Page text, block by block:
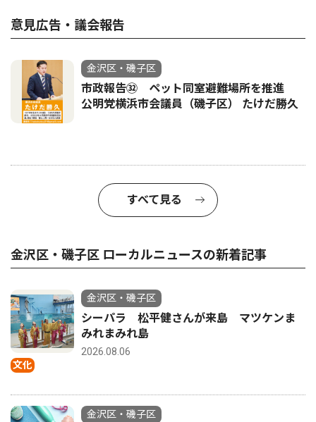
意見広告・議会報告
金沢区・磯子区
市政報告㉜ ペット同室避難場所を推進
公明党横浜市会議員（磯子区） たけだ勝久
すべて見る
金沢区・磯子区 ローカルニュースの新着記事
文化
金沢区・磯子区
シーパラ 松平健さんが来島 マツケンま
みれまみれ島
2026.08.06
金沢区・磯子区